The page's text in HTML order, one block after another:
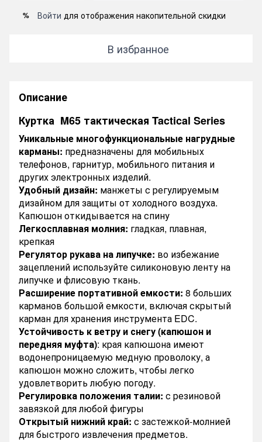
% Войти для отображения накопительной скидки
В избранное
Описание
Куртка M65 тактическая Tactical Series
Уникальные многофункциональные нагрудные
карманы: предназначены для мобильных
телефонов, гарнитур, мобильного питания и
других электронных изделий.
Удобный дизайн: манжеты с регулируемым
дизайном для защиты от холодного воздуха.
Капюшон откидывается на спину
Легкосплавная молния: гладкая, плавная,
крепкая
Регулятор рукава на липучке: во избежание
зацеплений используйте силиконовую ленту на
липучке и флисовую ткань.
Расширение портативной емкости: 8 больших
карманов большой емкости, включая скрытый
карман для хранения инструмента EDC.
Устойчивость к ветру и снегу (капюшон и
передняя муфта): края капюшона имеют
водонепроницаемую медную проволоку, а
капюшон можно сложить, чтобы легко
удовлетворить любую погоду.
Регулировка положения талии: с резиновой
завязкой для любой фигуры
Открытый нижний край: с застежкой-молнией
для быстрого извлечения предметов.